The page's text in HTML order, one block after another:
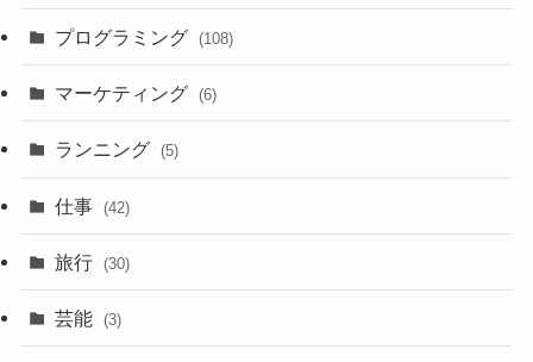
プログラミング (108)
マーケティング (6)
ランニング (5)
仕事 (42)
旅行 (30)
芸能 (3)